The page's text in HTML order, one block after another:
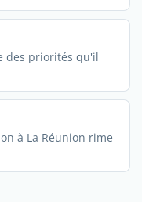
des priorités qu'il
à La Réunion rime